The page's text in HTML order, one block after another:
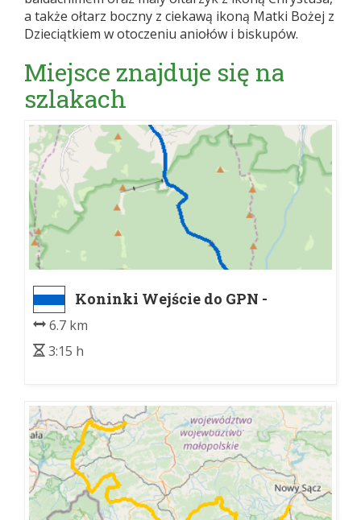
a także ołtarz boczny z ciekawą ikoną Matki Bożej z
Dzieciątkiem w otoczeniu aniołów i biskupów.
Miejsce znajduje się na
szlakach
Koninki Wejście do GPN -
Schronisko PTTK na Turbaczu
6.7 km
3:15 h